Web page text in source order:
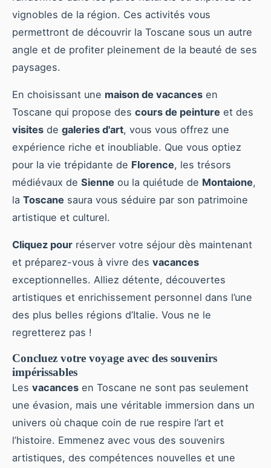
vignobles de la région. Ces activités vous
permettront de découvrir la Toscane sous un autre
angle et de profiter pleinement de la beauté de ses
paysages.
En choisissant une maison de vacances en
Toscane qui propose des cours de peinture et des
visites de galeries d'art, vous vous offrez une
expérience riche et inoubliable. Que vous optiez
pour la vie trépidante de Florence, les trésors
médiévaux de Sienne ou la quiétude de Montaione,
la Toscane saura vous séduire par son patrimoine
artistique et culturel.
Cliquez pour réserver votre séjour dès maintenant
et préparez-vous à vivre des vacances
exceptionnelles. Alliez détente, découvertes
artistiques et enrichissement personnel dans l’une
des plus belles régions d’Italie. Vous ne le
regretterez pas !
Concluez votre voyage avec des souvenirs
impérissables
Les vacances en Toscane ne sont pas seulement
une évasion, mais une véritable immersion dans un
univers où chaque coin de rue respire l’art et
l’histoire. Emmenez avec vous des souvenirs
artistiques, des compétences nouvelles et une